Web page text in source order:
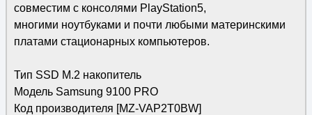
совместим с консолями PlayStation5,
многими ноутбуками и почти любыми материнскими
платами стационарных компьютеров.
Тип SSD M.2 накопитель
Модель Samsung 9100 PRO
Код производителя [MZ-VAP2T0BW]